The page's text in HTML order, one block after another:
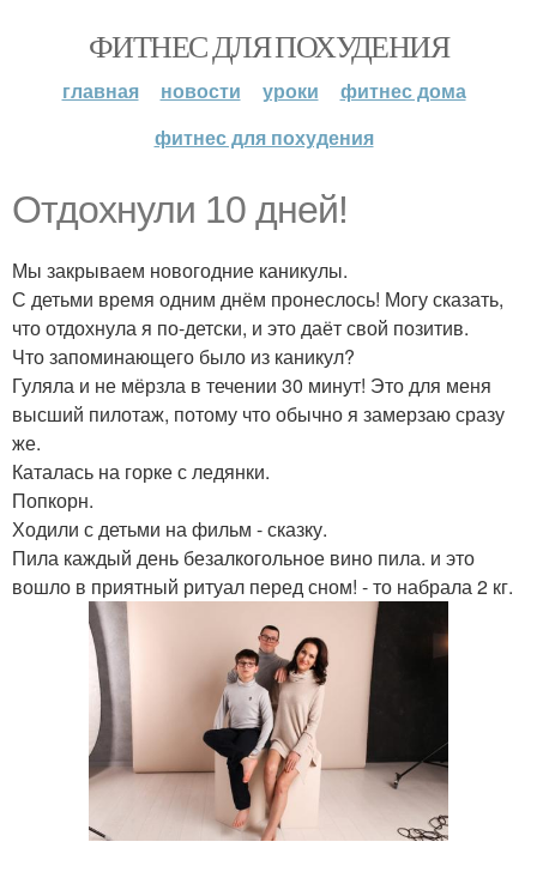
ФИТНЕС ДЛЯ ПОХУДЕНИЯ
главная новости уроки
фитнес дома
фитнес для похудения
Отдохнули 10 дней!
Мы закрываем новогодние каникулы.
С детьми время одним днём пронеслось! Могу сказать,
что отдохнула я по-детски, и это даёт свой позитив.
Что запоминающего было из каникул?
Гуляла и не мёрзла в течении 30 минут! Это для меня
высший пилотаж, потому что обычно я замерзаю сразу
же.
Каталась на горке с ледянки.
Попкорн.
Ходили с детьми на фильм - сказку.
Пила каждый день безалкогольное вино пила. и это
вошло в приятный ритуал перед сном! - то набрала 2 кг.